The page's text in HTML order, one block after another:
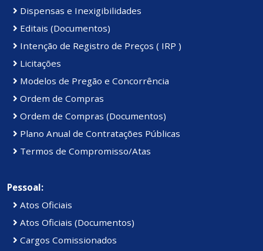
Dispensas e Inexigibilidades
Editais (Documentos)
Intenção de Registro de Preços ( IRP )
Licitações
Modelos de Pregão e Concorrência
Ordem de Compras
Ordem de Compras (Documentos)
Plano Anual de Contratações Públicas
Termos de Compromisso/Atas
Pessoal:
Atos Oficiais
Atos Oficiais (Documentos)
Cargos Comissionados